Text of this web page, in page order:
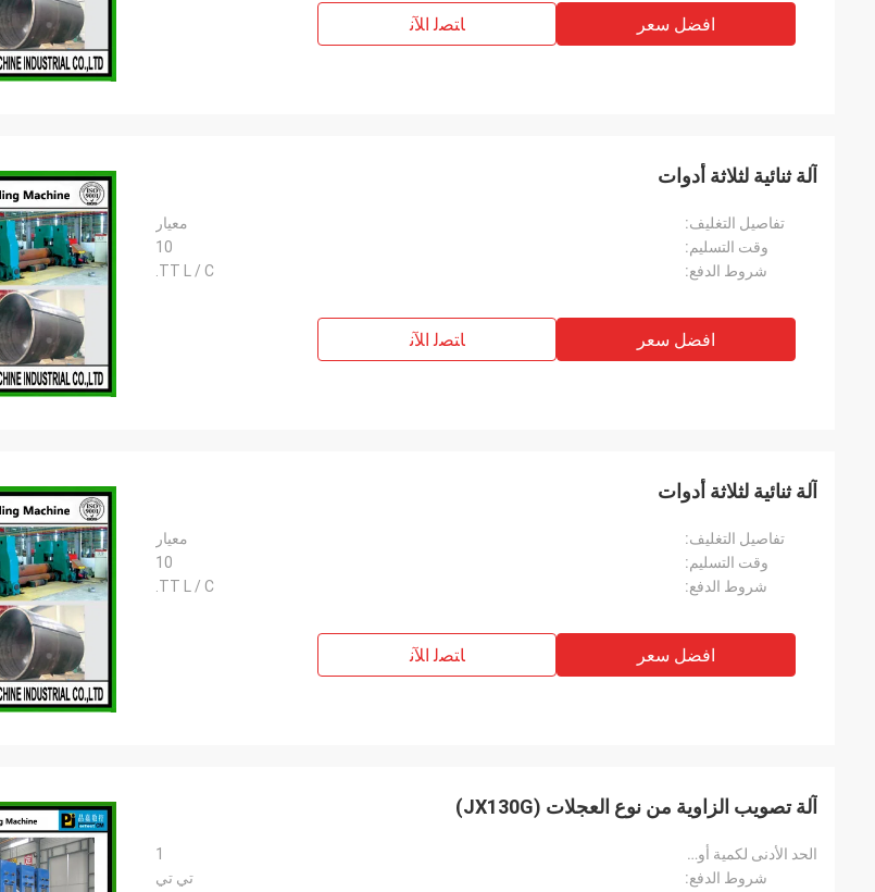
افضل سعر ﺎﺘﺼﻟ ﺍﻶﻧ
آلة ثنائية لثلاثة أدوات
تفاصيل التغليف:
معيار
وقت التسليم:
10
شروط الدفع:
TT L / C.
افضل سعر ﺎﺘﺼﻟ ﺍﻶﻧ
آلة ثنائية لثلاثة أدوات
تفاصيل التغليف:
معيار
وقت التسليم:
10
شروط الدفع:
TT L / C.
افضل سعر ﺎﺘﺼﻟ ﺍﻶﻧ
آلة تصويب الزاوية من نوع العجلات (JX130G)
الحد الأدنى لكمية أويدر:
1
شروط الدفع:
تي تي